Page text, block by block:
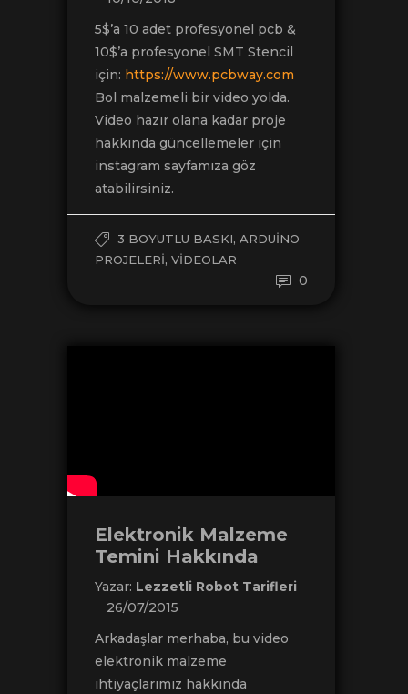
5$’a 10 adet profesyonel pcb &
10$’a profesyonel SMT Stencil
için: https://www.pcbway.com
Bol malzemeli bir video yolda.
Video hazır olana kadar proje
hakkında güncellemeler için
instagram sayfamıza göz
atabilirsiniz.
3 BOYUTLU BASKI, ARDUINO
PROJELERI, VIDEOLAR
0
Elektronik Malzeme
Temini Hakkında
Yazar: Lezzetli Robot Tarifleri
26/07/2015
Arkadaşlar merhaba, bu video
elektronik malzeme
ihtiyaçlarımız hakkında